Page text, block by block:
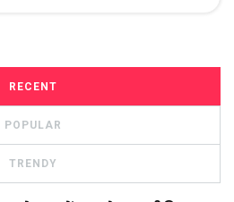
RECENT
POPULAR
TRENDY